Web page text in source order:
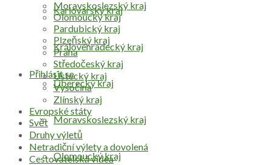
Přihlásit se
Karlovarský kraj
Královéhradecký kraj
Liberecký kraj
Moravskoslezský kraj
Olomoucký kraj
Moravskoslezský kraj
Olomoucký kraj
Pardubický kraj
Plzeňský kraj
Praha
Středočeský kraj
Ústecký kraj
Vysočina
Zlínský kraj
Evropské státy
Svět
Druhy výletů
Netradiční výlety a dovolená
Cestovatelská videa